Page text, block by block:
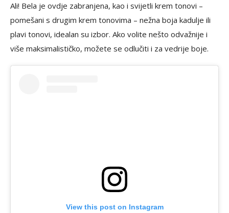
Ali! Bela je ovdje zabranjena, kao i svijetli krem tonovi –
pomešani s drugim krem tonovima – nežna boja kadulje ili
plavi tonovi, idealan su izbor. Ako volite nešto odvažnije i
više maksimalističko, možete se odlučiti i za vedrije boje.
View this post on Instagram